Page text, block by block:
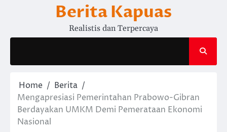
Berita Kapuas
Realistis dan Terpercaya
Home
Berita
Mengapresiasi Pemerintahan Prabowo-Gibran
Berdayakan UMKM Demi Pemerataan Ekonomi
Nasional